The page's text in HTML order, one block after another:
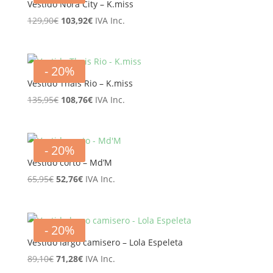
89,95€.71,96€.
Vestido Nora City – K.miss
129,90€ El
era:
129,90€.
103,92€El
es:
103,92€.
IVA Inc.
- 20%
Vestido Thais Rio – K.miss
135,95€ El
era:
135,95€.
108,76€El
es:
108,76€.
IVA Inc.
- 20%
Vestido corto – Md’M
65,95€ El
era:
65,95€.
52,76€El
es:
52,76€.
IVA Inc.
- 20%
Vestido largo camisero – Lola Espeleta
89,10€ El
71,28€ElIVA Inc.